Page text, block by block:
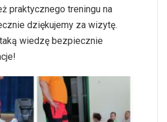
praktycznego treningu na
dziękujemy za wizytę.
wiedzę bezpiecznie